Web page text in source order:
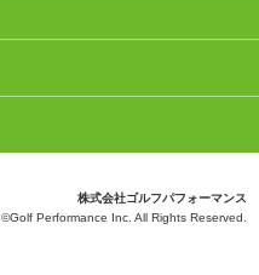
株式会社ゴルフパフォーマンス
©Golf Performance Inc. All Rights Reserved.